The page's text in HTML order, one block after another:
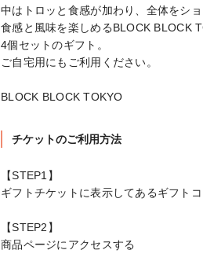
中はトロッと食感が加わり、全体をシ
食感と風味を楽しめるBLOCK BLOCK
4個セットのギフト。
ご自宅用にもご利用ください。
BLOCK BLOCK TOKYO
チケットのご利用方法
【STEP1】
ギフトチケットに表示してあるギフト
【STEP2】
商品ページにアクセスする